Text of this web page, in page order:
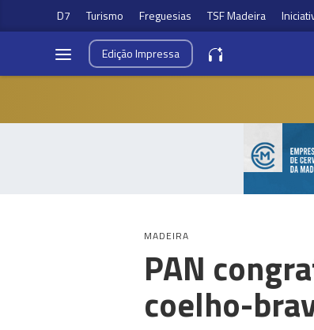
D7 Turismo Freguesias TSF Madeira
EdiçãoImpressa
MADEIRA
PAN
coelho-